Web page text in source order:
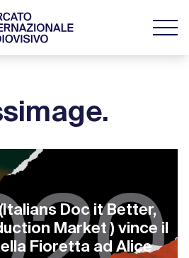
Doc it Better,
Market ) vince il
Fioretta ad Alice